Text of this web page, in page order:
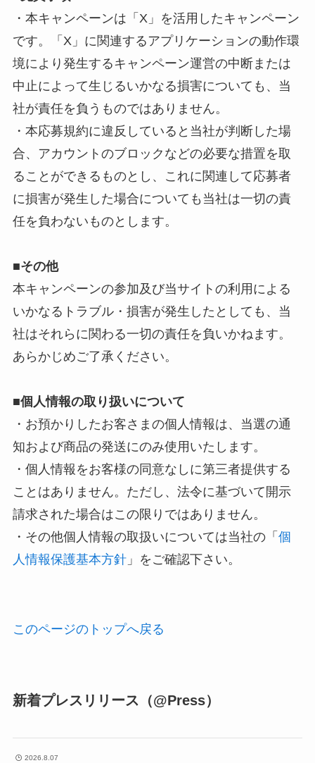
・本キャンペーンは「X」を活用したキャンペーン
です。「X」に関連するアプリケーションの動作環
境により発生するキャンペーン運営の中断または
中止によって生じるいかなる損害についても、当
社が責任を負うものではありません。
・本応募規約に違反していると当社が判断した場
合、アカウントのブロックなどの必要な措置を取
ることができるものとし、これに関連して応募者
に損害が発生した場合についても当社は一切の責
任を負わないものとします。
■その他
本キャンペーンの参加及び当サイトの利用による
いかなるトラブル・損害が発生したとしても、当
社はそれらに関わる一切の責任を負いかねます。
あらかじめご了承ください。
■個人情報の取り扱いについて
・お預かりしたお客さまの個人情報は、当選の通
知および商品の発送にのみ使用いたします。
・個人情報をお客様の同意なしに第三者提供する
ことはありません。ただし、法令に基づいて開示
請求された場合はこの限りではありません。
・その他個人情報の取扱いについては当社の「 個
人情報保護基本方針」をご確認下さい。
このページのトップへ戻る
新着プレスリリース（@Press）
2026.8.07